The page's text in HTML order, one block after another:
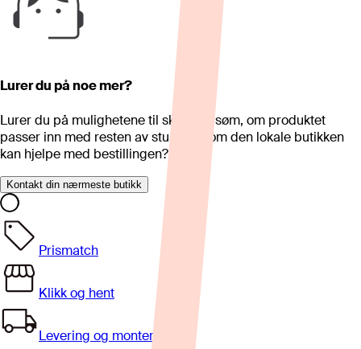
Lurer du på noe mer?
Lurer du på mulighetene til skreddersøm, om produktet
passer inn med resten av stua eller om den lokale butikken
kan hjelpe med bestillingen?
Kontakt din nærmeste butikk
Prismatch
Klikk og hent
Levering og montering